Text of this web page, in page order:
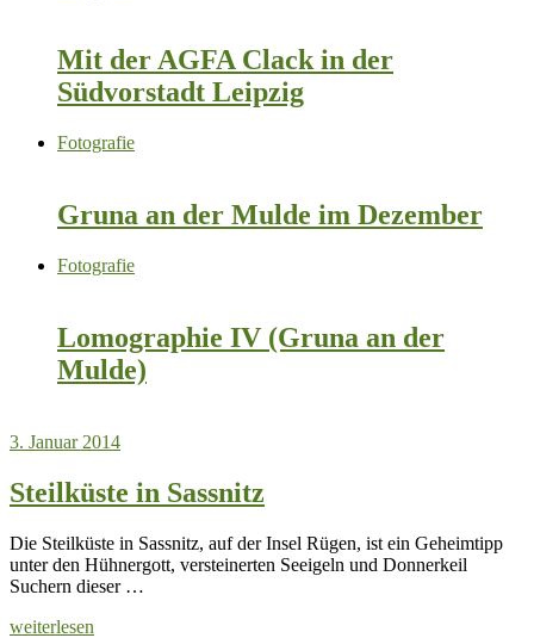
Mit der AGFA Clack in der
Südvorstadt Leipzig
Fotografie
Gruna an der Mulde im Dezember
Fotografie
Lomographie IV (Gruna an der
Mulde)
3. Januar 2014
Steilküste in Sassnitz
Die Steilküste in Sassnitz, auf der Insel Rügen, ist ein Geheimtipp
unter den Hühnergott, versteinerten Seeigeln und Donnerkeil
Suchern dieser …
weiterlesen